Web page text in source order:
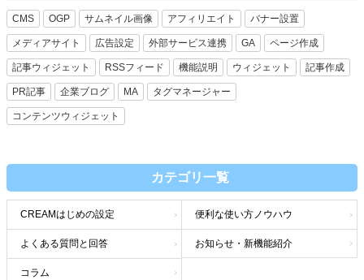
CMS OGP サムネイル画像 アフィリエイト バナー設置
メディアサイト 広告設定 外部サービス連携 GA ページ作成
記事ウィジェット RSSフィード 機能説明 ウィジェット 記事作成
PR記事 企業ブログ MA タグマネージャー
コンテンツウィジェット
カテゴリ一覧
CREAMはじめの設定 便利な使い方ノウハウ
よくある質問と回答 お知らせ・新機能紹介
コラム